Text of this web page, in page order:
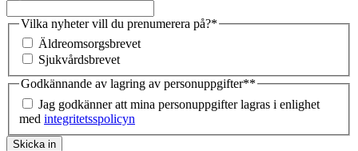
Vilka nyheter vill du prenumerera på?*
Äldreomsorgsbrevet
Sjukvårdsbrevet
Godkännande av lagring av personuppgifter**
Jag godkänner att mina personuppgifter lagras i enlighet
med integritetsspolicyn
Skicka in